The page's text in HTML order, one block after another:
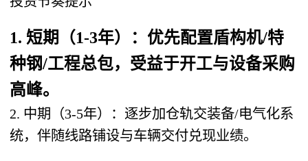
1. 短期（1-3年）：优先配置盾构机/特
种钢/工程总包，受益于开工与设备采购
高峰。
2. 中期（3-5年）：逐步加仓轨交装备/电气化系
统，伴随线路铺设与车辆交付兑现业绩。